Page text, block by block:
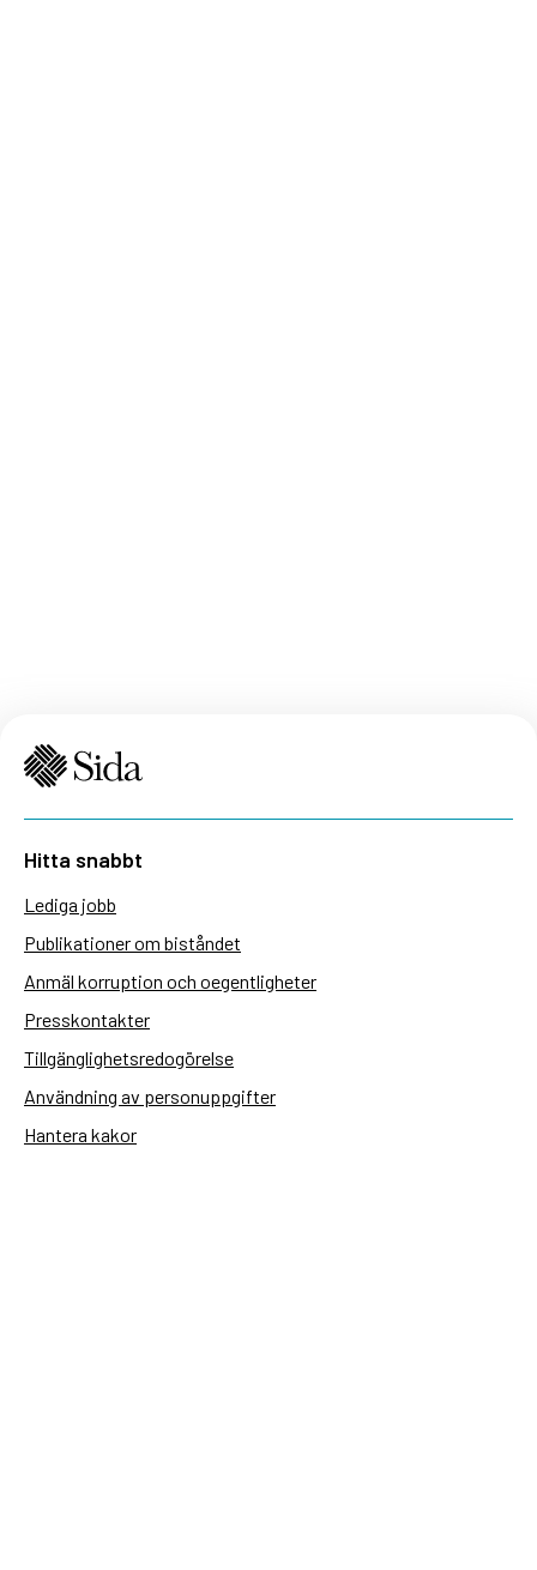
Hitta snabbt
Lediga jobb
Publikationer om biståndet
Anmäl korruption och oegentligheter
Presskontakter
Tillgänglighetsredogörelse
Användning av personuppgifter
Hantera kakor